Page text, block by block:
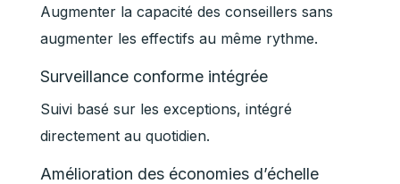
Augmenter la capacité des conseillers sans
augmenter les effectifs au même rythme.
Surveillance conforme intégrée
Suivi basé sur les exceptions, intégré
directement au quotidien.
Amélioration des économies d’échelle